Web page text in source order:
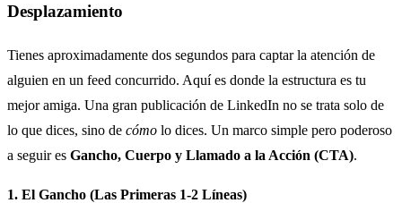
Desplazamiento
Tienes aproximadamente dos segundos para captar la atención de
alguien en un feed concurrido. Aquí es donde la estructura es tu
mejor amiga. Una gran publicación de LinkedIn no se trata solo de
lo que dices, sino de cómo lo dices. Un marco simple pero poderoso
a seguir es Gancho, Cuerpo y Llamado a la Acción (CTA).
1. El Gancho (Las Primeras 1-2 Líneas)